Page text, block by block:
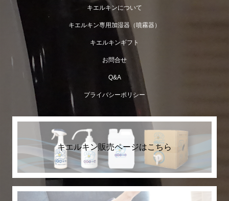
2ℓボトルが入荷致しました。
キエルキンについて
キエルキン専用加湿器（噴霧器）
キエルキンギフト
お問合せ
Q&A
プライバシーポリシー
キエルキン販売ページはこちら